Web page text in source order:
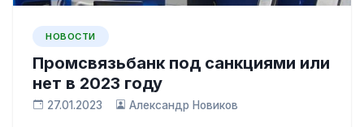
НОВОСТИ
Промсвязьбанк под санкциями или
нет в 2023 году
27.01.2023 Александр Новиков